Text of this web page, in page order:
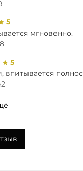
поры.
чай:
– антиэйдж
благотворно
клеток
бесподобно
помогает
Glycol Caprylic/
5
мгновенно.
5
впитывается